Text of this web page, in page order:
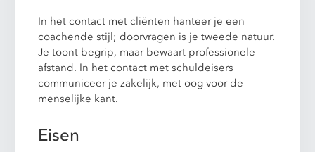
In het contact met cliënten hanteer je een
coachende stijl; doorvragen is je tweede natuur.
Je toont begrip, maar bewaart professionele
afstand. In het contact met schuldeisers
communiceer je zakelijk, met oog voor de
menselijke kant.
Eisen